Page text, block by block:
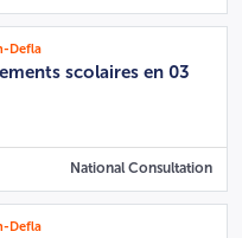
Defla
scolaires en 03
National Consultation
Defla